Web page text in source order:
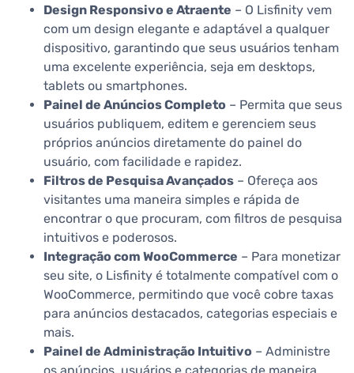
Design Responsivo e Atraente – O Lisfinity vem
com um design elegante e adaptável a qualquer
dispositivo, garantindo que seus usuários tenham
uma excelente experiência, seja em desktops,
tablets ou smartphones.
Painel de Anúncios Completo – Permita que seus
usuários publiquem, editem e gerenciem seus
próprios anúncios diretamente do painel do
usuário, com facilidade e rapidez.
Filtros de Pesquisa Avançados – Ofereça aos
visitantes uma maneira simples e rápida de
encontrar o que procuram, com filtros de pesquisa
intuitivos e poderosos.
Integração com WooCommerce – Para monetizar
seu site, o Lisfinity é totalmente compatível com o
WooCommerce, permitindo que você cobre taxas
para anúncios destacados, categorias especiais e
mais.
Painel de Administração Intuitivo – Administre